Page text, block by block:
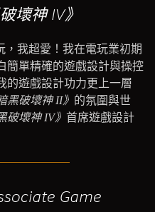
壞神 IV》
，我超愛！我在電玩業初期
簡單精確的遊戲設計與操控
的遊戲設計功力更上一層
黑破壞神 II》 的氛圍與世
破壞神 IV》 首席遊戲設計
Game